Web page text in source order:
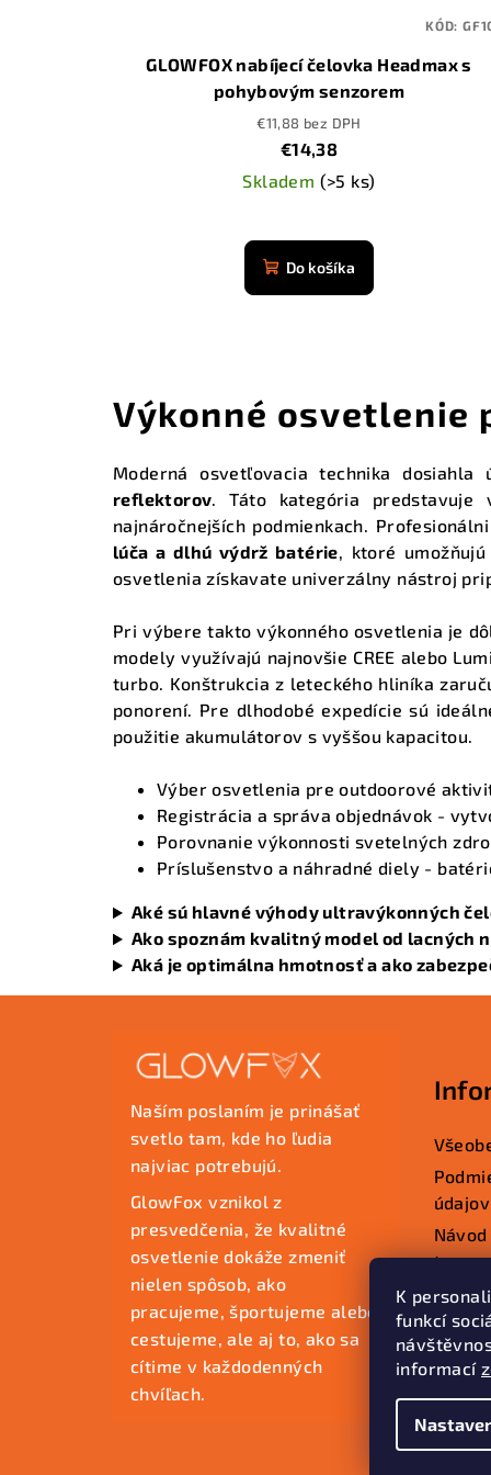
K
funkcí
informací
GLOWFOX nabíjecí čelovka Headmax s
pohybovým senzorem
€11,88 bez DPH
€14,38
Skladem (>5 ks)
hodnotenie
produktu
je
hviezdičiek.
Do košíka
KÓD:
Výkonné osvetlenie
Moderná osvetľovacia technika
reflektorov. Táto kategória predstavuje
najnáročnejších podmienkach.
lúča a dlhú výdrž batérie, ktoré
osvetlenia získavate univerzálny nástroj
Pri výbere takto výkonného osvetlenia je
modely využívajú najnovšie CREE alebo
turbo. Konštrukcia z leteckého hliníka
ponorení. Pre dlhodobé expedície sú
použitie akumulátorov s vyššou kapacitou.
Výber osvetlenia pre outdoorové
Registrácia a správa objednávok -
Porovnanie výkonnosti svetelných
Príslušenstvo a náhradné diely -
Aké sú hlavné výhody ultravýkonných
Ako spoznám kvalitný model od lacných
Aká je optimálna hmotnosť a ako
Naším poslaním je prinášať
svetlo tam, kde ho ľudia
najviac potrebujú.
GlowFox vznikol z
presvedčenia, že kvalitné
osvetlenie dokáže zmeniť
nielen spôsob, ako
pracujeme, športujeme alebo
cestujeme, ale aj to, ako sa
cítime v každodenných
chvíľach.
údajov
tovaru
Ako